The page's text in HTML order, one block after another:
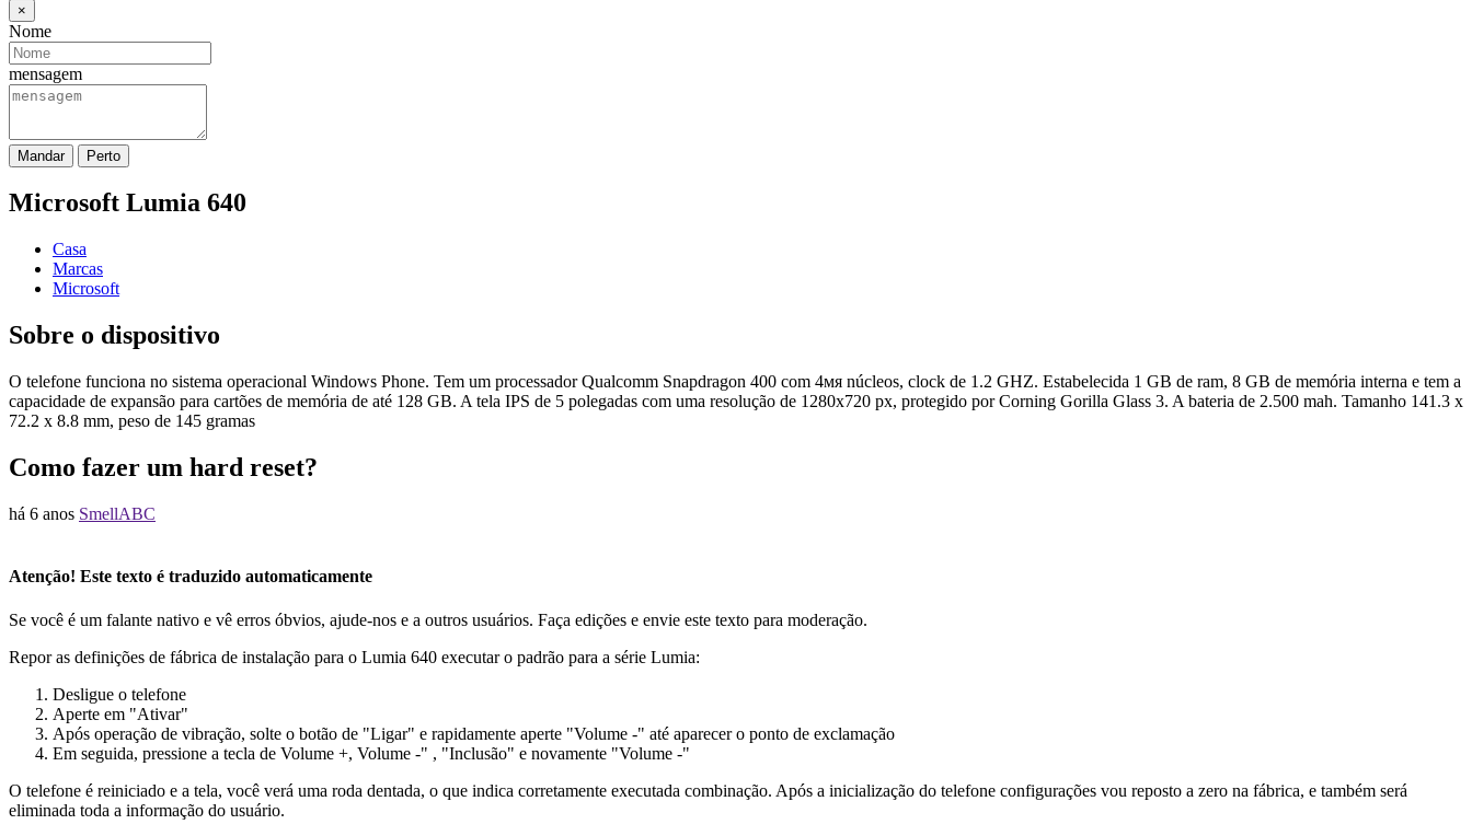
×
Nome
mensagem
Mandar Perto
Microsoft Lumia 640
Casa
Marcas
Microsoft
Sobre o dispositivo
O telefone funciona no sistema operacional Windows Phone. Tem um processador Qualcomm Snapdragon 400 com 4мя núcleos, clock de 1.2 GHZ. Estabelecida 1 GB de ram, 8 GB de memória interna e tem a
capacidade de expansão para cartões de memória de até 128 GB. A tela IPS de 5 polegadas com uma resolução de 1280x720 px, protegido por Corning Gorilla Glass 3. A bateria de 2.500 mah. Tamanho 141.3 x
72.2 x 8.8 mm, peso de 145 gramas
Como fazer um hard reset?
há 6 anos SmellABC
Atenção! Este texto é traduzido automaticamente
Se você é um falante nativo e vê erros óbvios, ajude-nos e a outros usuários. Faça edições e envie este texto para moderação.
Repor as definições de fábrica de instalação para o Lumia 640 executar o padrão para a série Lumia:
Desligue o telefone
Aperte em "Ativar"
Após operação de vibração, solte o botão de "Ligar" e rapidamente aperte "Volume -" até aparecer o ponto de exclamação
Em seguida, pressione a tecla de Volume +, Volume -" , "Inclusão" e novamente "Volume -"
O telefone é reiniciado e a tela, você verá uma roda dentada, o que indica corretamente executada combinação. Após a inicialização do telefone configurações vou reposto a zero na fábrica, e também será
eliminada toda a informação do usuário.